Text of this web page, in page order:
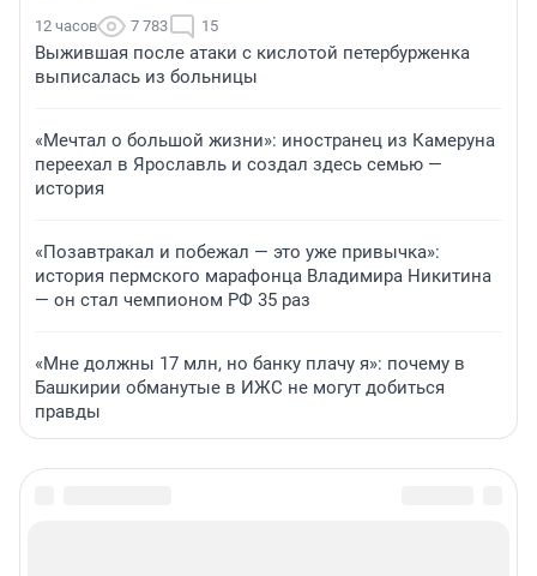
12 часов 7 783 15
Выжившая после атаки с кислотой петербурженка
выписалась из больницы
«Мечтал о большой жизни»: иностранец из Камеруна
переехал в Ярославль и создал здесь семью —
история
«Позавтракал и побежал — это уже привычка»:
история пермского марафонца Владимира Никитина
— он стал чемпионом РФ 35 раз
«Мне должны 17 млн, но банку плачу я»: почему в
Башкирии обманутые в ИЖС не могут добиться
правды